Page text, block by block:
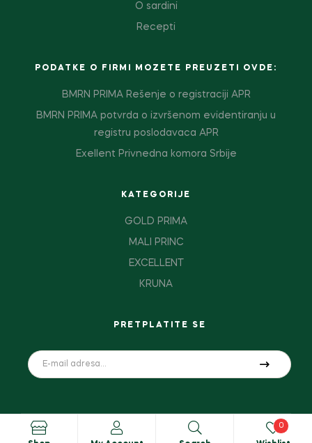
O sardini
Recepti
PODATKE O FIRMI MOZETE PREUZETI OVDE:
BMRN PRIMA Rešenje o registraciji APR
BMRN PRIMA potvrda o izvršenom evidentiranju u
registru poslodavaca APR
Exellent Privnedna komora Srbije
KATEGORIJE
GOLD PRIMA
MALI PRINC
EXCELLENT
KRUNA
PRETPLATITE SE
0